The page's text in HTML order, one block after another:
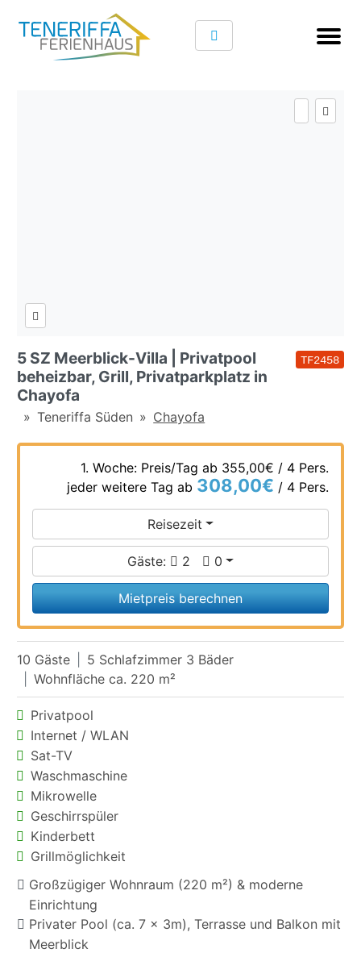
TF2458
5 SZ Meerblick-Villa | Privatpool
beheizbar, Grill, Privatparkplatz in
Chayofa
Teneriffa Süden Chayofa
1. Woche: Preis/Tag ab 355,00€ / 4 Pers.
jeder weitere Tag ab 308,00€ / 4 Pers.
Reisezeit
Gäste: 2 0
Mietpreis berechnen
10 Gäste
5 Schlafzimmer 3 Bäder
Wohnfläche ca. 220 m²
Privatpool
Internet / WLAN
Sat-TV
Waschmaschine
Mikrowelle
Geschirrspüler
Kinderbett
Grillmöglichkeit
Großzügiger Wohnraum (220 m²) & moderne
Einrichtung
Privater Pool (ca. 7 x 3m), Terrasse und Balkon mit
Meerblick